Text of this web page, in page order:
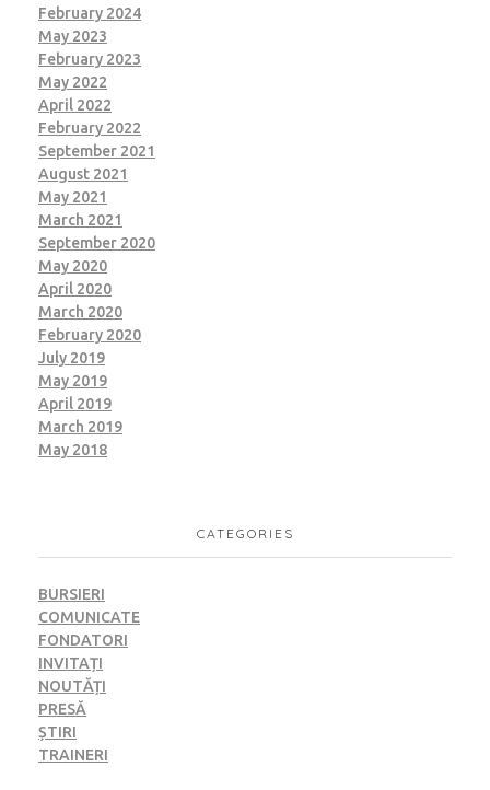
February 2024
May 2023
February 2023
May 2022
April 2022
February 2022
September 2021
August 2021
May 2021
March 2021
September 2020
May 2020
April 2020
March 2020
February 2020
July 2019
May 2019
April 2019
March 2019
May 2018
CATEGORIES
BURSIERI
COMUNICATE
FONDATORI
INVITAȚI
NOUTĂȚI
PRESĂ
ȘTIRI
TRAINERI